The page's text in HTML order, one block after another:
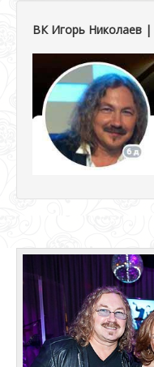
ВК Игорь Николаев |